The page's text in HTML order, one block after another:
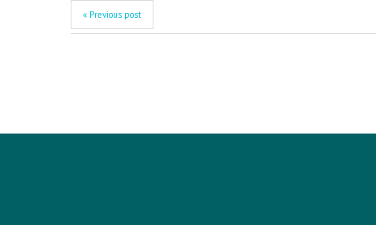
« Previous post